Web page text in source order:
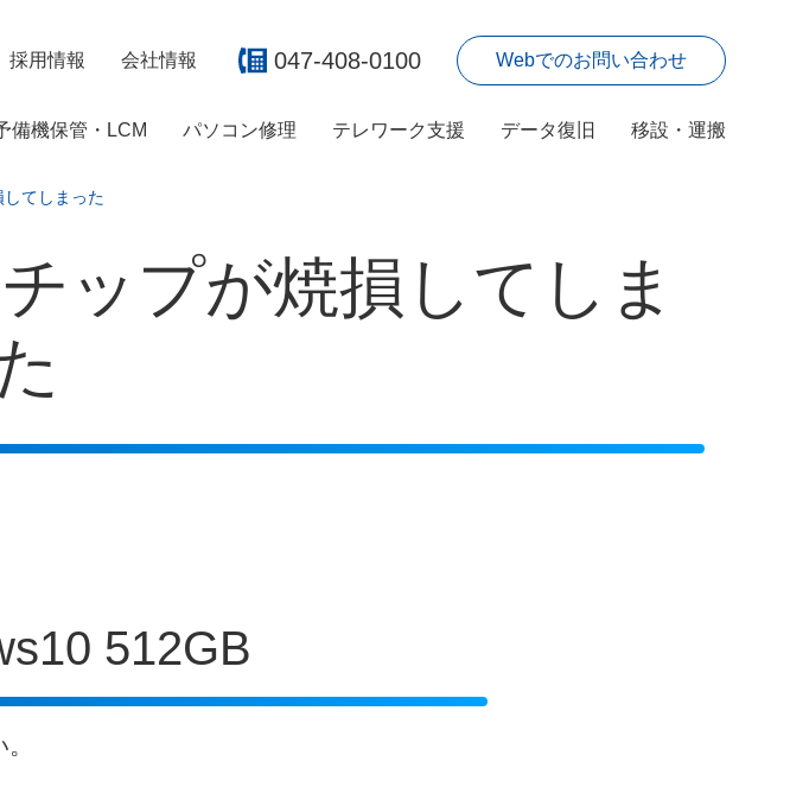
採用情報 会社情報 047-408-0100 Webでのお問い合わせ
備機保管・LCM パソコン修理 テレワーク支援 データ復旧 移設・運搬
てしまった
ップが焼損してしま
512GB